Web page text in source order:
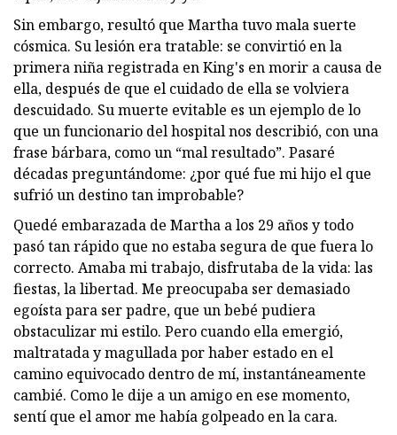
Sin embargo, resultó que Martha tuvo mala suerte
cósmica. Su lesión era tratable: se convirtió en la
primera niña registrada en King's en morir a causa de
ella, después de que el cuidado de ella se volviera
descuidado. Su muerte evitable es un ejemplo de lo
que un funcionario del hospital nos describió, con una
frase bárbara, como un “mal resultado”. Pasaré
décadas preguntándome: ¿por qué fue mi hijo el que
sufrió un destino tan improbable?
Quedé embarazada de Martha a los 29 años y todo
pasó tan rápido que no estaba segura de que fuera lo
correcto. Amaba mi trabajo, disfrutaba de la vida: las
fiestas, la libertad. Me preocupaba ser demasiado
egoísta para ser padre, que un bebé pudiera
obstaculizar mi estilo. Pero cuando ella emergió,
maltratada y magullada por haber estado en el
camino equivocado dentro de mí, instantáneamente
cambié. Como le dije a un amigo en ese momento,
sentí que el amor me había golpeado en la cara.